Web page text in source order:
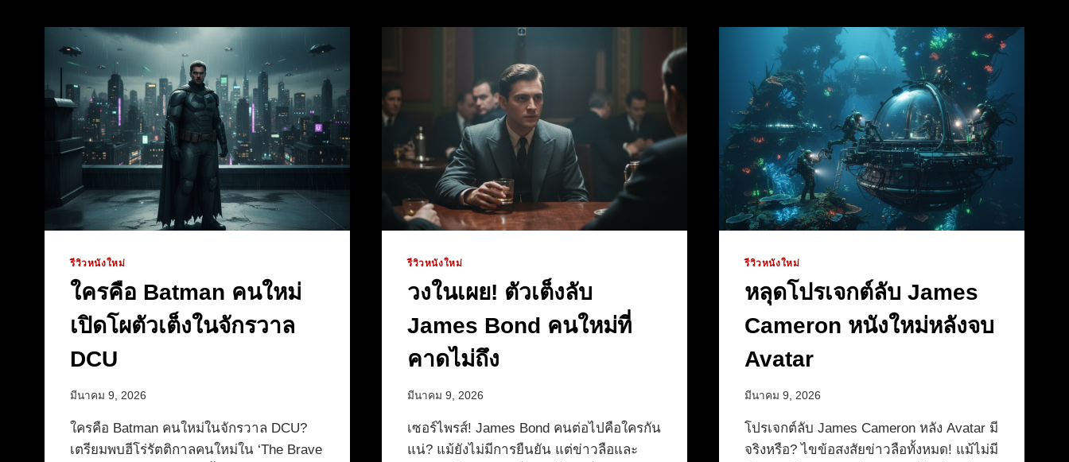
รีวิวหนังใหม่
ใครคือ Batman คนใหม่
เปิดโผตัวเต็งในจักรวาล
DCU
มีนาคม 9, 2026
ใครคือ Batman คนใหม่ในจักรวาล DCU?
เตรียมพบฮีโร่รัตติกาลคนใหม่ใน ‘The Brave
รีวิวหนังใหม่
วงในเผย! ตัวเต็งลับ
James Bond คนใหม่ที่
คาดไม่ถึง
มีนาคม 9, 2026
เซอร์ไพรส์! James Bond คนต่อไปคือใครกัน
แน่? แม้ยังไม่มีการยืนยัน แต่ข่าวลือและ
รีวิวหนังใหม่
หลุดโปรเจกต์ลับ James
Cameron หนังใหม่หลังจบ
Avatar
มีนาคม 9, 2026
โปรเจกต์ลับ James Cameron หลัง Avatar มี
จริงหรือ? ไขข้อสงสัยข่าวลือทั้งหมด! แม้ไม่มี